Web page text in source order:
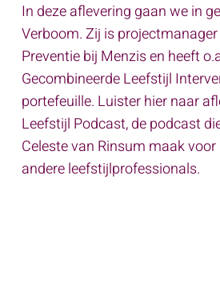
In deze aflevering gaan we in
Verboom. Zij is
Preventie bij Menzis en heeft
Gecombineerde Leefstijl
portefeuille. Luister hier naar
Leefstijl Podcast, de podcast
Celeste van Rinsum maak
andere leefstijlprofessionals.